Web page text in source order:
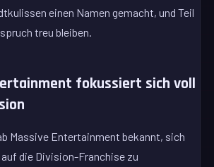
einen Namen gemacht, und Teil
treu bleiben.
fokussiert sich voll
Massive Entertainment bekannt, sich
die Division-Franchise zu